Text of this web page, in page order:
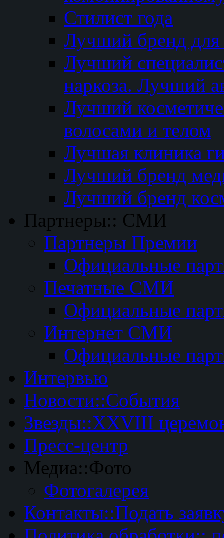
Стилист года
Лучший бренд
Лучший
наркоза. Лучший
Лучший
волосами и телом
Лучшая клиника
Лучший бренд
Лучший бренд
Партнеры:: СМИ
Партнеры Премии
Официальные
Печатные СМИ
Официальные
Интернет СМИ
Официальные
Интервью
Новости::События
Звезды::XXVIII
Пресс-центр
Медиа::Фото
Фотогалерея
Контакты::Подать